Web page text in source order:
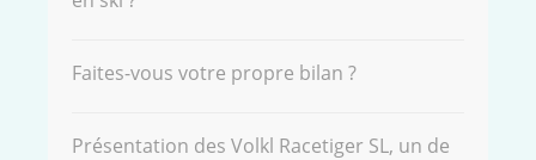
Faites-vous votre propre bilan ?
Présentation des Volkl Racetiger SL, un de